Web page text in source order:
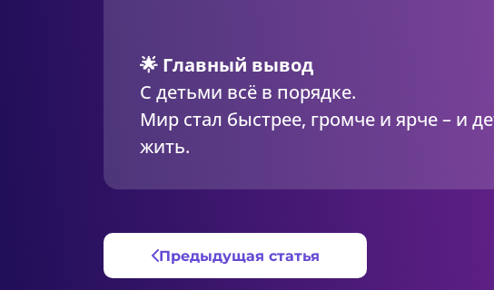
🌟 Главный вывод
С детьми всё в порядке.
Мир стал быстрее, громче и ярче – и
жить.
Предыдущая статья